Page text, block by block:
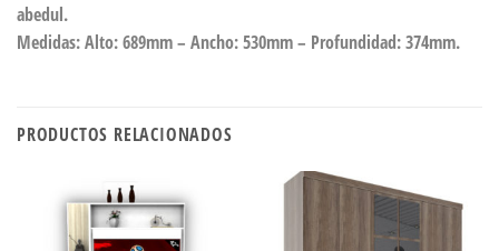
abedul.
Medidas: Alto: 689mm – Ancho: 530mm – Profundidad: 374mm.
PRODUCTOS RELACIONADOS